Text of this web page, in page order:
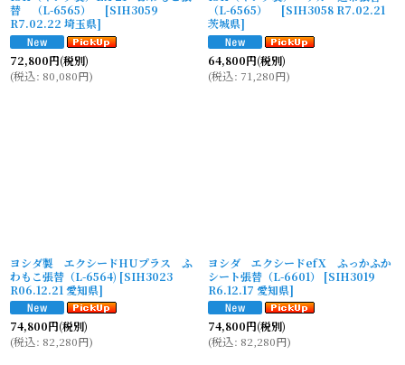
替 （L-6565）
[SIH3059
R7.02.22 埼玉県]
72,800円(税別)
(税込: 80,080円)
（L-6565）
[SIH3058 R7.02.21
茨城県]
64,800円(税別)
(税込: 71,280円)
ヨシダ製 エクシードHUプラス ふ
わもこ張替（L-6564) [SIH3023
R06.12.21 愛知県]
74,800円(税別)
(税込: 82,280円)
ヨシダ エクシードefX ふっかふか
シート張替（L-6601）
[SIH3019
R6.12.17 愛知県]
74,800円(税別)
(税込: 82,280円)